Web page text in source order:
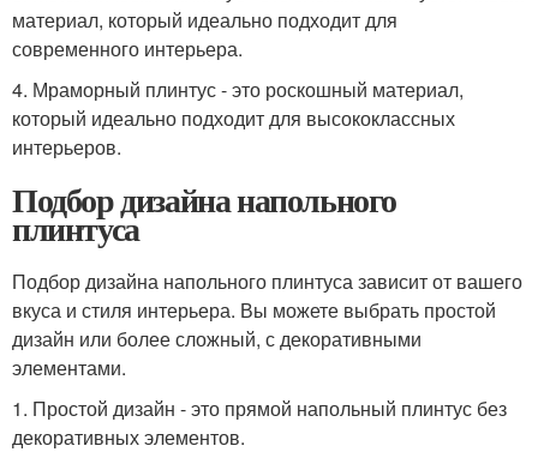
материал, который идеально подходит для
современного интерьера.
4. Мраморный плинтус - это роскошный материал,
который идеально подходит для высококлассных
интерьеров.
Подбор дизайна напольного
плинтуса
Подбор дизайна напольного плинтуса зависит от вашего
вкуса и стиля интерьера. Вы можете выбрать простой
дизайн или более сложный, с декоративными
элементами.
1. Простой дизайн - это прямой напольный плинтус без
декоративных элементов.